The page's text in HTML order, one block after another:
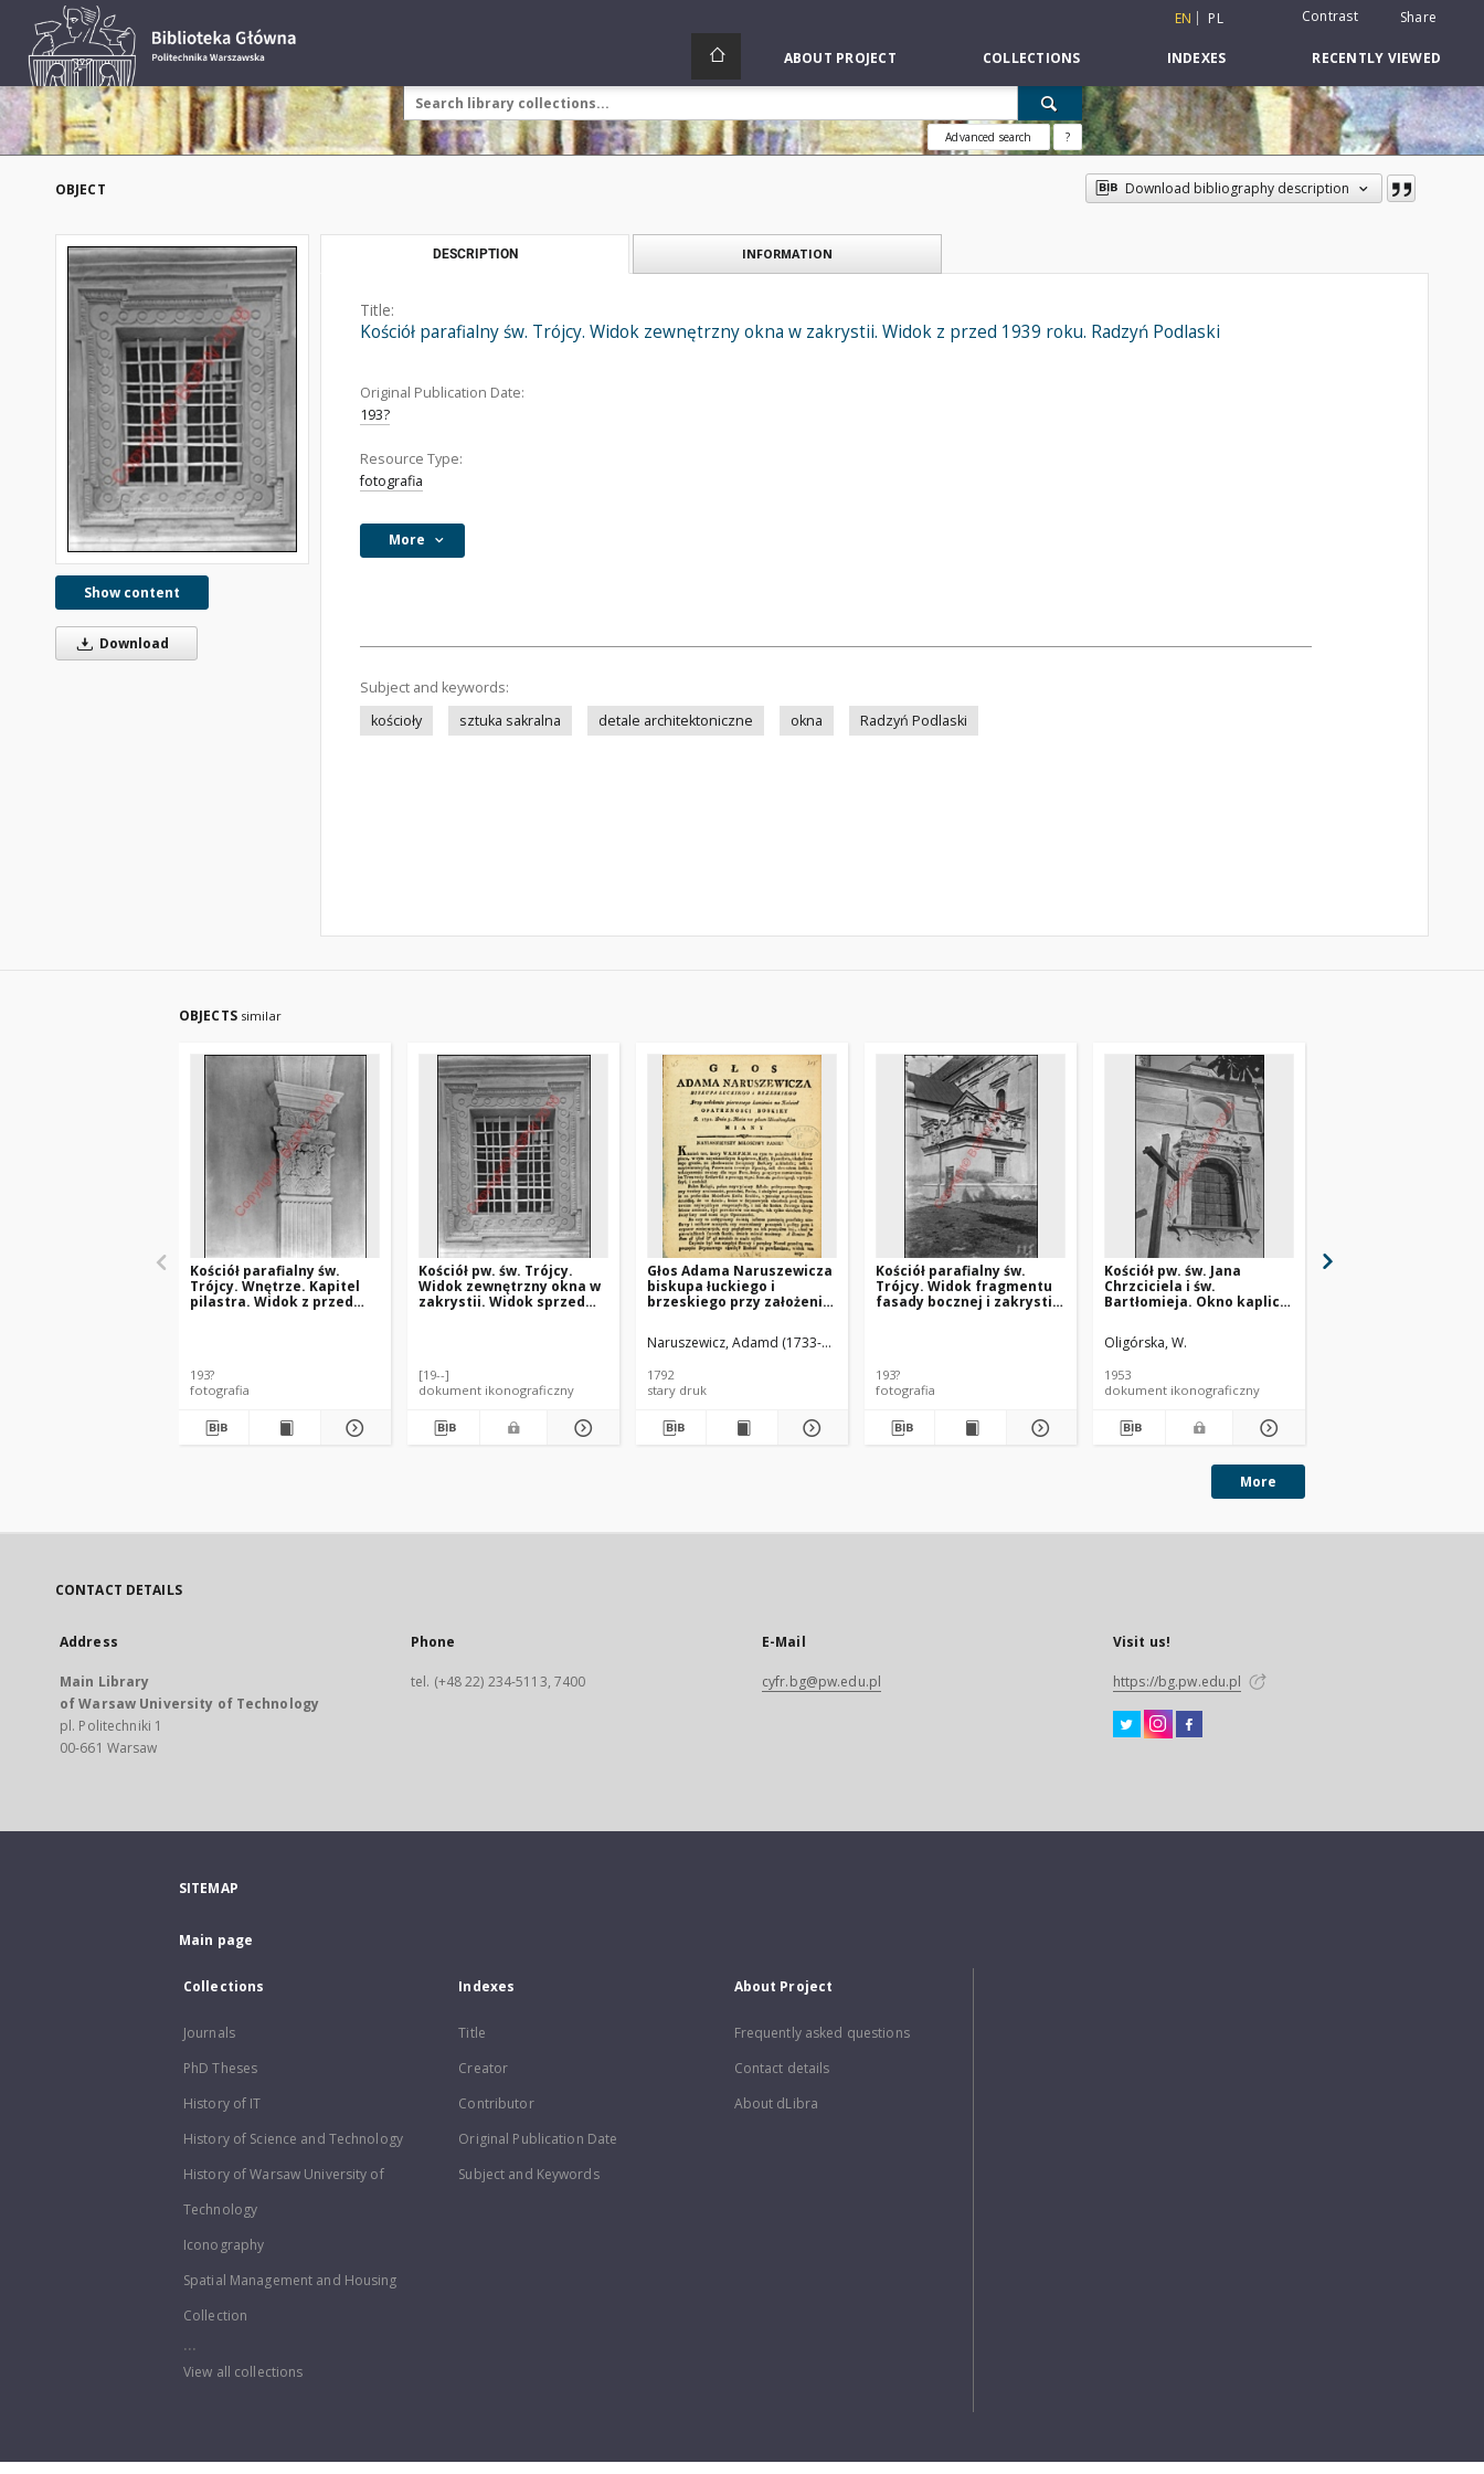
EN PL Contrast Share
ABOUT PROJECT COLLECTIONS INDEXES RECENTLY VIEWED
Advanced search ?
OBJECT Download bibliography description
Show content
Download
DESCRIPTION INFORMATION
Title:
Kościół parafialny św. Trójcy. Widok zewnętrzny okna w zakrystii. Widok z przed 1939 roku. Radzyń Podlaski
Original Publication Date:
193?
Resource Type:
fotografia
More
Subject and keywords:
kościoły
sztuka sakralna detale architektoniczne okna Radzyń Podlaski
OBJECTS similar
Kościół parafialny św.
Trójcy. Wnętrze. Kapitel
pilastra. Widok z przed
193?
fotografia
Kościół pw. św. Trójcy.
Widok zewnętrzny okna w
zakrystii. Widok sprzed
[19--]
dokument ikonograficzny
Głos Adama Naruszewicza
biskupa łuckiego i
brzeskiego przy założeniu
Kościół Opatrznosci
Boskiey r. 1792 dnia 3 maia
miany
Naruszewicz, Adamd (1733-1796)
1792
stary druk
Kościół parafialny św.
Trójcy. Widok fragmentu
fasady bocznej i zakrystii
193?
fotografia
Kościół pw. św. Jana
Chrzciciela i św.
Bartłomieja. Okno kaplicy
Oligórska, W.
1953
dokument ikonograficzny
More
CONTACT DETAILS
Address
Main Library
of Warsaw University of Technology
pl. Politechniki 1
00-661 Warsaw
Phone
tel. (+48 22) 234-5113, 7400
E-Mail
cyfr.bg@pw.edu.pl
Visit us!
https://bg.pw.edu.pl
SITEMAP
Main page
Collections
Journals
PhD Theses
History of IT
History of Science and Technology
History of Warsaw University of
Technology
Iconography
Spatial Management and Housing
Collection
...
View all collections
Indexes
Title
Creator
Contributor
Original Publication Date
Subject and Keywords
About Project
Frequently asked questions
Contact details
About dLibra